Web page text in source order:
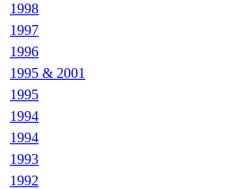
1998
1997
1996
1995 & 2001
1995
1994
1994
1993
1992